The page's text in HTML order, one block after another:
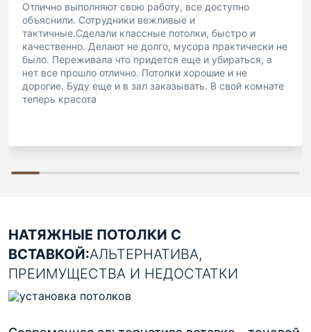
Отлично выполняют свою работу, все доступно
объяснили. Сотрудники вежливые и
тактичные.Сделали классные потолки, быстро и
качественно. Делают не долго, мусора практически не
было. Переживала что придется еще и убираться, а
нет все прошло отлично. Потолки хорошие и не
дорогие. Буду еще и в зал заказывать. В свой комнате
теперь красота
НАТЯЖНЫЕ ПОТОЛКИ С
ВСТАВКОЙ:АЛЬТЕРНАТИВА,
ПРЕИМУЩЕСТВА И НЕДОСТАТКИ